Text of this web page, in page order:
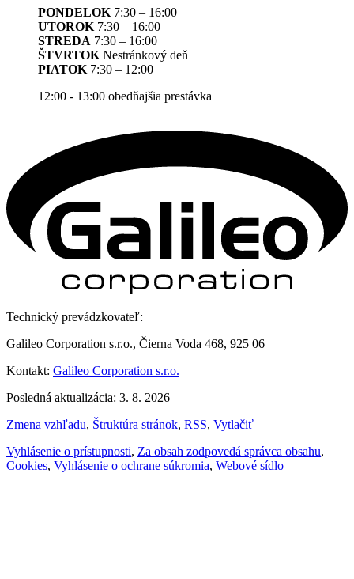
PONDELOK 7:30 – 16:00
UTOROK 7:30 – 16:00
STREDA 7:30 – 16:00
ŠTVRTOK Nestránkový deň
PIATOK 7:30 – 12:00
12:00 - 13:00 obedňajšia prestávka
Technický prevádzkovateľ:
Galileo Corporation s.r.o., Čierna Voda 468, 925 06
Kontakt: Galileo Corporation s.r.o.
Posledná aktualizácia: 3. 8. 2026
Zmena vzhľadu, Štruktúra stránok, RSS, Vytlačiť
Vyhlásenie o prístupnosti, Za obsah zodpovedá správca obsahu,
Cookies, Vyhlásenie o ochrane súkromia, Webové sídlo